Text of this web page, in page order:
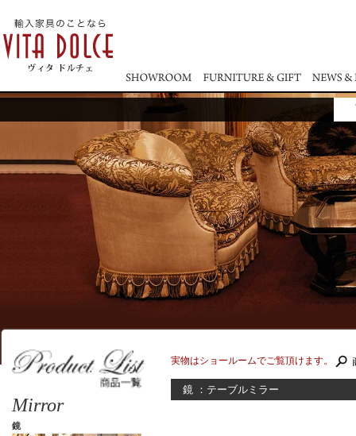
実物はショールームでご覧頂けます。
鏡 ：テーブルミラー
Mirror
鏡